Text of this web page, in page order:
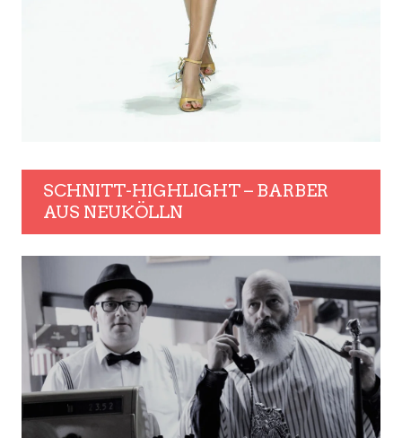
SCHNITT-HIGHLIGHT – BARBER
AUS NEUKÖLLN